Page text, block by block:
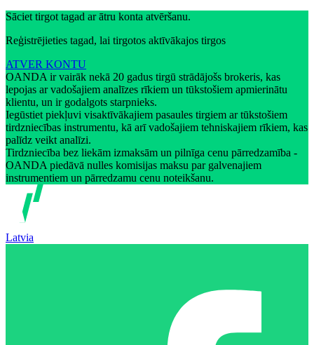
Sāciet tirgot tagad ar ātru konta atvēršanu.
Reģistrējieties tagad, lai tirgotos aktīvākajos tirgos
ATVER KONTU
OANDA ir vairāk nekā 20 gadus tirgū strādājošs brokeris, kas
lepojas ar vadošajiem analīzes rīkiem un tūkstošiem apmierinātu
klientu, un ir godalgots starpnieks.
Iegūstiet piekļuvi visaktīvākajiem pasaules tirgiem ar tūkstošiem
tirdzniecības instrumentu, kā arī vadošajiem tehniskajiem rīkiem, kas
palīdz veikt analīzi.
Tirdzniecība bez liekām izmaksām un pilnīga cenu pārredzamība -
OANDA piedāvā nulles komisijas maksu par galvenajiem
instrumentiem un pārredzamu cenu noteikšanu.
Latvia